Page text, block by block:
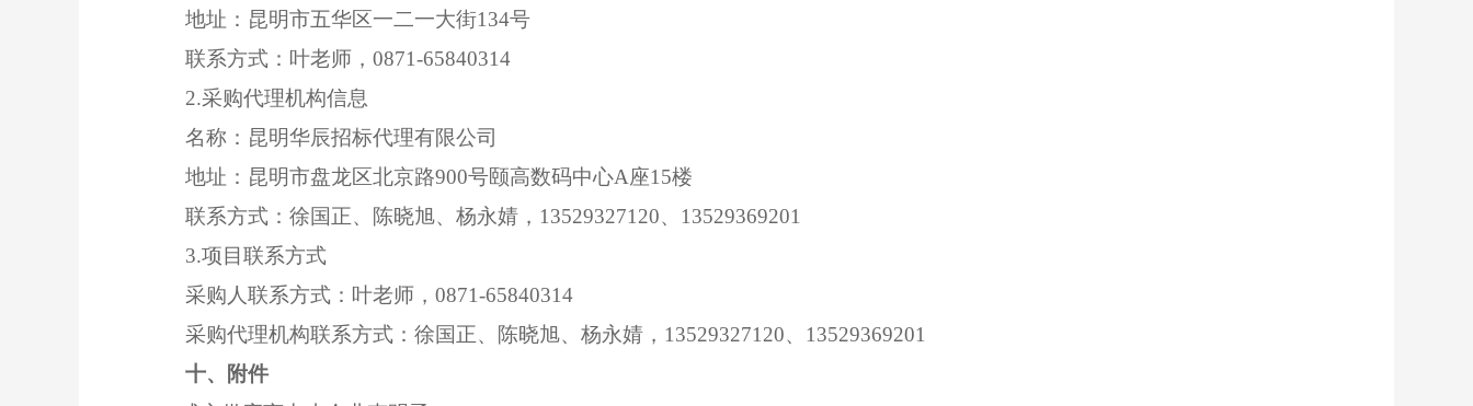
地址： 昆明市五华区一二一大街134号
联系方式： 叶老师， 0871-65840314
2.采购代理机构信息
名称：昆明华辰招标代理有限公司
地址：昆明市盘龙区北京路900号颐高数码中心A座15楼
联系方式：徐国正、陈晓旭、杨永婧， 13529327120、13529369201
3.项目联系方式
采购人联系方式： 叶老师， 0871-65840314
采购代理机构联系方式：徐国正、陈晓旭、杨永婧， 13529327120、13529369201
十、附件